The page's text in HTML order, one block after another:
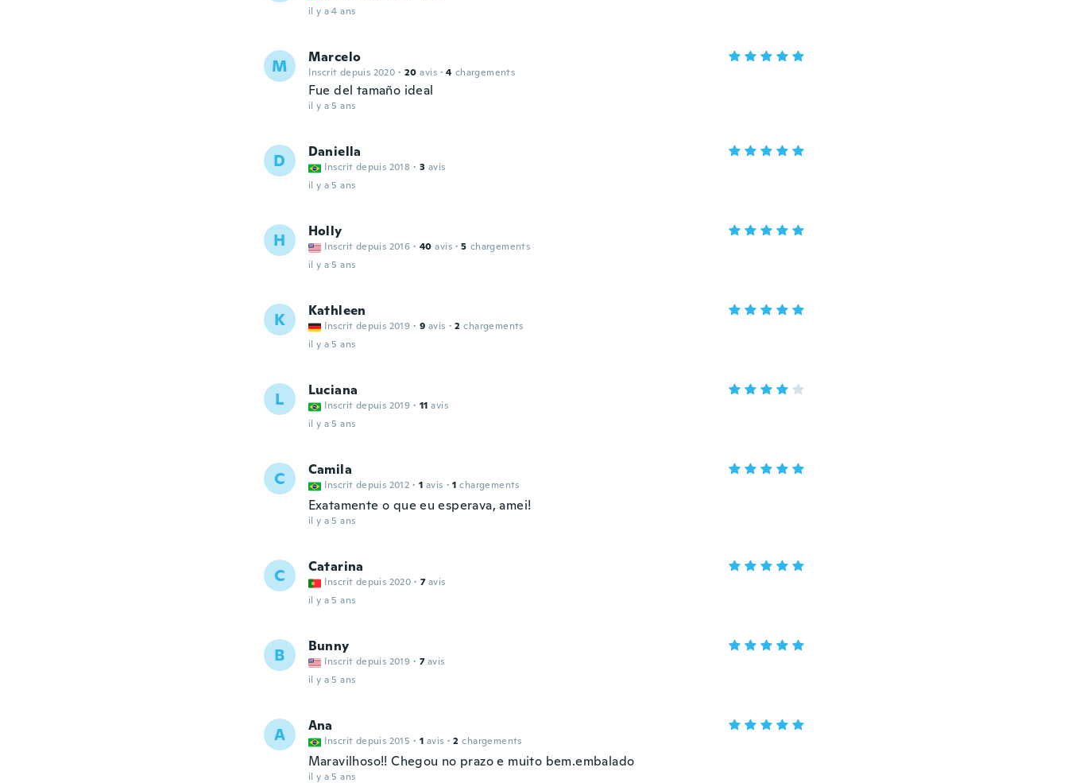
il y a 4 ans
M Marcelo
Inscrit depuis 2020 · 20 avis · 4 chargements
Fue del tamaño ideal
il y a 5 ans
D Daniella
Inscrit depuis 2018 · 3 avis
il y a 5 ans
H Holly
Inscrit depuis 2016 · 40 avis · 5 chargements
il y a 5 ans
K Kathleen
Inscrit depuis 2019 · 9 avis · 2 chargements
il y a 5 ans
L Luciana
Inscrit depuis 2019 · 11 avis
il y a 5 ans
C Camila
Inscrit depuis 2012 · 1 avis · 1 chargements
Exatamente o que eu esperava, amei!
il y a 5 ans
C Catarina
Inscrit depuis 2020 · 7 avis
il y a 5 ans
B Bunny
Inscrit depuis 2019 · 7 avis
il y a 5 ans
A Ana
Inscrit depuis 2015 · 1 avis · 2 chargements
Maravilhoso!! Chegou no prazo e muito bem.embalado
il y a 5 ans